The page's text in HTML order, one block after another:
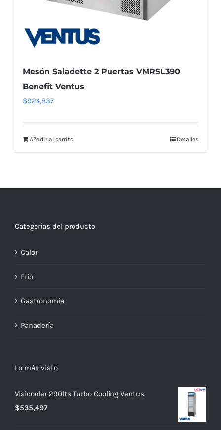
Mesón Saladette 2 Puertas VMRSL390
Benefit Ventus
$924,837
Añadir al carrito Detalles
Categorías del producto
Calor
Frío
Gastronomía
Panadería
Lo más visto
Visicooler 290lts Turbo Cooling Ventus
$535,497